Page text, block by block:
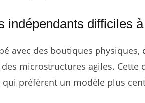
indépendants difficiles
avec des boutiques
microstructures agiles.
qui préfèrent un modèle plus